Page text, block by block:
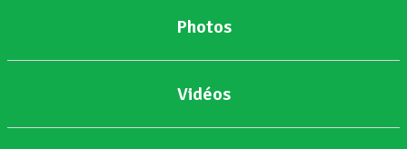
Photos
Vidéos